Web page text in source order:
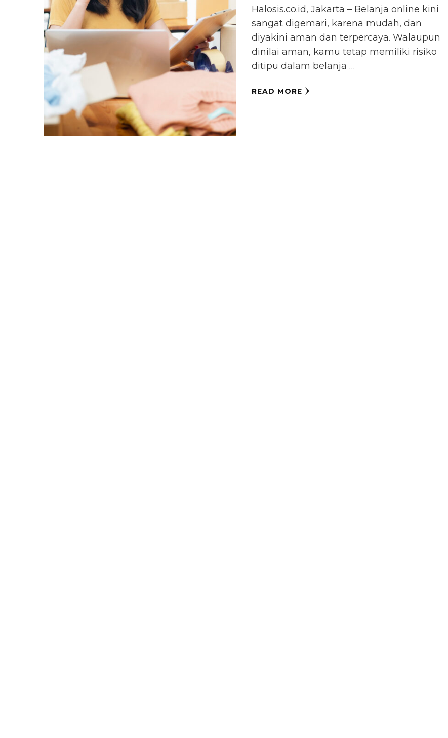
Halosis.co.id, Jakarta – Belanja online kini
sangat digemari, karena mudah, dan
diyakini aman dan terpercaya. Walaupun
dinilai aman, kamu tetap memiliki risiko
ditipu dalam belanja …
READ MORE